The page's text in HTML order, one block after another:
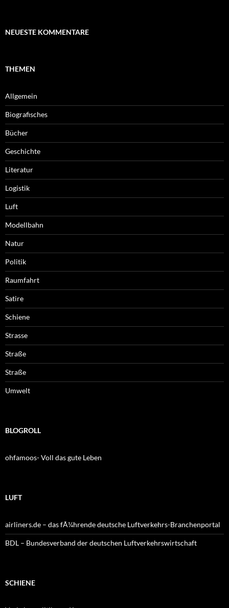
NEUESTE KOMMENTARE
THEMEN
Allgemein
Biografisches
Bücher
Geschichte
Literatur
Logistik
Luft
Modellbahn
Natur
Politik
Raumfahrt
Satire
Schiene
Strasse
Straße
Straße
Umwelt
BLOGROLL
ohfamoos- Voll das gute Leben
LUFT
airliners.de – das fÃ¼hrende deutsche Luftverkehrs-Branchenportal
BDL – Bundesverband der deutschen Luftverkehrswirtschaft
SCHIENE